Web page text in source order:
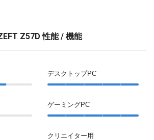
Z57D 性能 / 機能
デスクトップPC
ゲーミングPC
クリエイター用